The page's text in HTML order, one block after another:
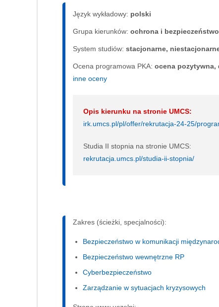
Język wykładowy: polski
Grupa kierunków: ochrona i bezpieczeństwo
System studiów: sta­cjo­nar­ne,
Ocena programowa PKA: ocena pozytywna,
inne oceny
Opis kierunku na stronie UMCS:
irk.umcs.pl/pl/offer/rekrutacja-24-25/
Studia II stopnia na stronie UMCS:
rekrutacja.umcs.pl/studia-ii-stopnia/
Zakres (ścieżki, specjalności):
Bezpieczeństwo w komunikacji
Bezpieczeństwo wewnętrzne RP
Cyberbezpieczeństwo
Zarządzanie w sytuacjach kryzysowych